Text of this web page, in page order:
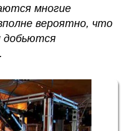
многие
вероятно, что
добьются